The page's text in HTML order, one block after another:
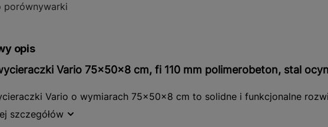
porównywarki
opis
Vario 75x50x8 cm, fi 110 mm polimerobeton, stal
Vario o wymiarach 75x50x8 cm to solidne i funkcjonalne
każdym miejscu wymagającym efektywnego odwodnienia. Wykonana
się wysoką wytrzymałością i odpornością na uszkodzenia
szczegółów